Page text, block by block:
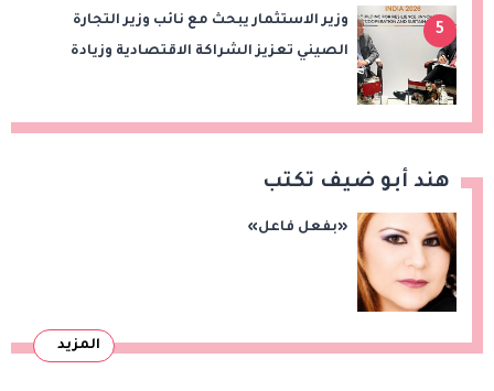
5
وزير الاستثمار يبحث مع نائب وزير التجارة
الصيني تعزيز الشراكة الاقتصادية وزيادة
هند أبو ضيف تكتب
«بفعل فاعل»
المزيد